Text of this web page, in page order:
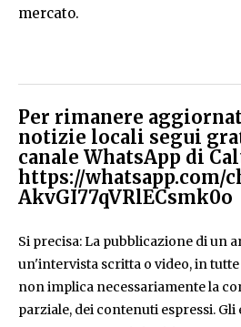
mercato.
Per rimanere
notizie locali segui
canale WhatsApp di
https://whatsapp.com/
AkvGI77qVRlECsmk0o
Si precisa: La pubblicazione di un
un'intervista scritta o video, in
non implica necessariamente la
parziale, dei contenuti espressi.